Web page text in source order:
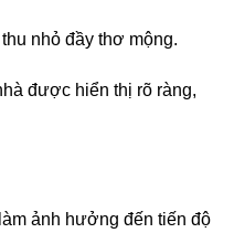
nhỏ đầy thơ mộng.
được hiển thị rõ ràng,
ảnh hưởng đến tiến độ